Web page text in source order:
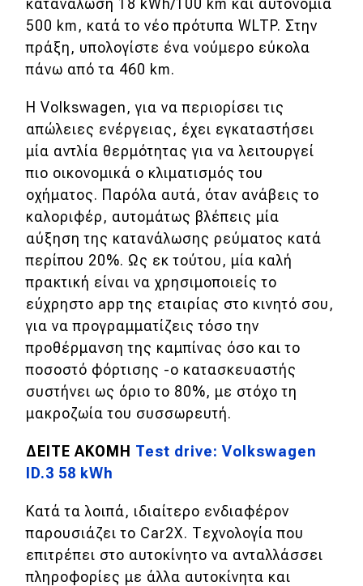
κατανάλωση 18 kWh/100 km και αυτονομία
500 km, κατά το νέο πρότυπα WLTP. Στην
πράξη, υπολογίστε ένα νούμερο εύκολα
πάνω από τα 460 km.
H Volkswagen, για να περιορίσει τις
απώλειες ενέργειας, έχει εγκαταστήσει
μία αντλία θερμότητας για να λειτουργεί
πιο οικονομικά ο κλιματισμός του
οχήματος. Παρόλα αυτά, όταν ανάβεις το
καλοριφέρ, αυτομάτως βλέπεις μία
αύξηση της κατανάλωσης ρεύματος κατά
περίπου 20%. Ως εκ τούτου, μία καλή
πρακτική είναι να χρησιμοποιείς το
εύχρηστο app της εταιρίας στο κινητό σου,
για να προγραμματίζεις τόσο την
προθέρμανση της καμπίνας όσο και το
ποσοστό φόρτισης -ο κατασκευαστής
συστήνει ως όριο το 80%, με στόχο τη
μακροζωία του συσσωρευτή.
ΔEITE AKOMH Test drive: Volkswagen
ID.3 58 kWh
Κατά τα λοιπά, ιδιαίτερο ενδιαφέρον
παρουσιάζει το Car2X. Τεχνολογία που
επιτρέπει στο αυτοκίνητο να ανταλλάσσει
πληροφορίες με άλλα αυτοκίνητα και